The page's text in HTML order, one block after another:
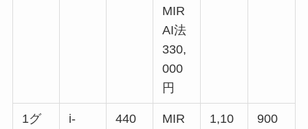
MIR
AI法
330,
000
円
1グ
i-
440
MIR
1,10
900